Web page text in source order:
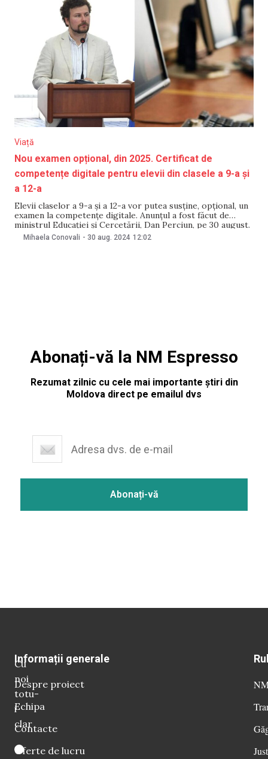
Viață
Nou examen opțional, din 2025. Certificat de
competențe digitale pentru elevii din clasele a 9-a și
a 12-a
Elevii claselor a 9-a și a 12-a vor putea susține, opțional, un
examen la competențe digitale. Anunțul a fost făcut de
ministrul Educației și Cercetării, Dan Perciun, pe 30 august.
Potrivit oficialului, examenul va fi susținut la calculator.
Ulterior, absolvenții vor obține un certificat în acest sens.
Mihaela Conovali - 30 aug. 2024 12:02
Abonați-vă la NM Espresso
Rezumat zilnic cu cele mai importante știri din
Moldova direct pe emailul dvs
Cu
noi
totu-
i
clar
Informații generale
Despre proiect
Echipa
Contacte
Oferte de lucru